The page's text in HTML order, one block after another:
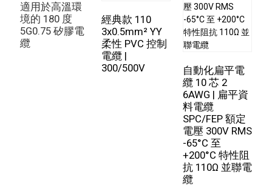
適用於高溫環
境的 180 度
5G0.75 矽膠電
纜
經典款 110
3x0.5mm² YY
柔性 PVC 控制
電纜 |
300/500V
自動化扁平電
纜 10 芯 2​​
6AWG | 扁平資
料電纜
SPC/FEP 額定
電壓 300V RMS
-65°C 至
+200°C 特性阻
抗 110Ω 並聯電
纜